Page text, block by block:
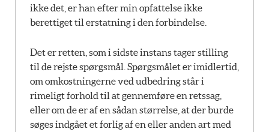
ikke det, er han efter min opfattelse ikke
berettiget til erstatning i den forbindelse.
Det er retten, som i sidste instans tager stilling
til de rejste spørgsmål. Spørgsmålet er imidlertid,
om omkostningerne ved udbedring står i
rimeligt forhold til at gennemføre en retssag,
eller om de er af en sådan størrelse, at der burde
søges indgået et forlig af en eller anden art med